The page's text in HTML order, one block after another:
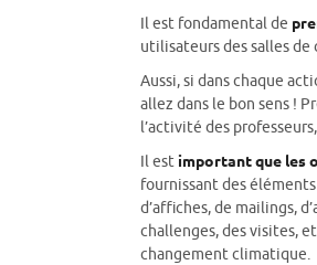
Il est fondamental de
utilisateurs des salles de
Aussi, si dans chaque
allez dans le bon sens !
l’activité des
Il est important que les
fournissant des
d’affiches, de mailings,
challenges, des visites,
changement climatique.